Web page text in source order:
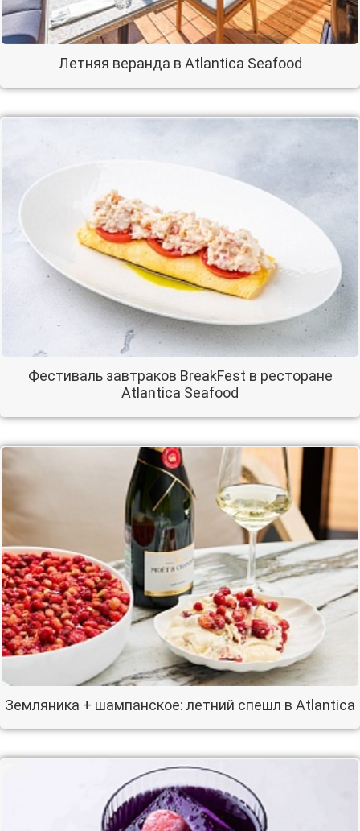
Летняя веранда в Atlantica Seafood
Фестиваль завтраков BreakFest в ресторане
Atlantica Seafood
Земляника + шампанское: летний спешл в Atlantica